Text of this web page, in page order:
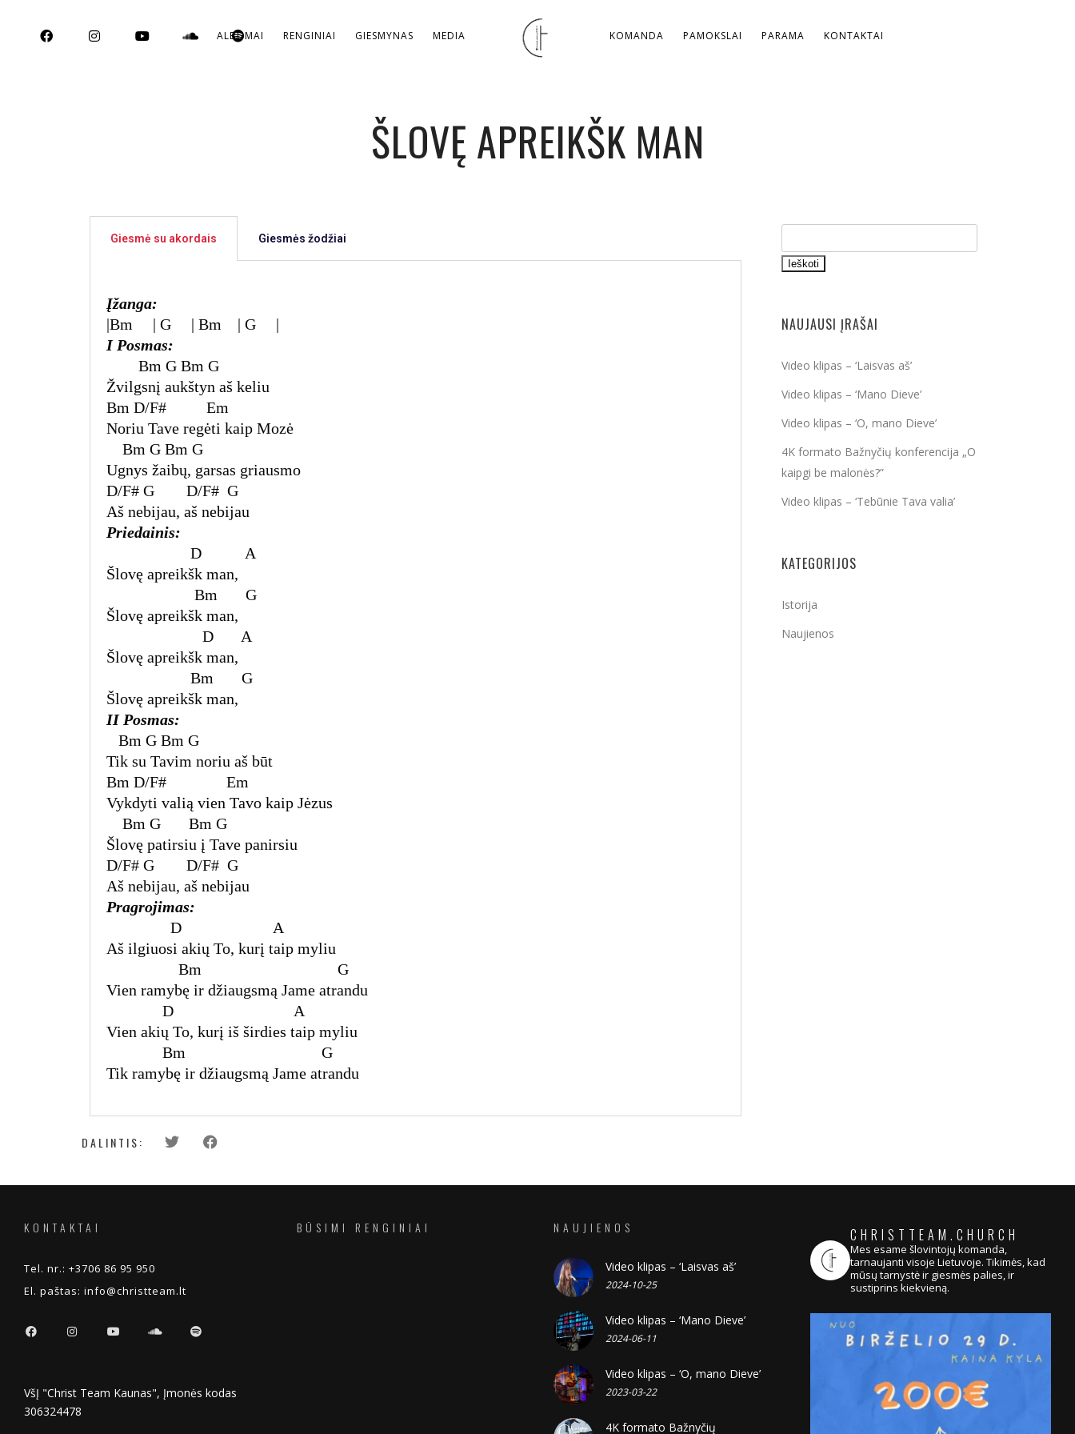
ALBUMAI RENGINIAI GIESMYNAS MEDIA KOMANDA PAMOKSLAI PARAMA KONTAKTAI
ŠLOVĘ APREIKŠK MAN
Giesmė su akordais Giesmės žodžiai
Įžanga:
|Bm | G | Bm | G |
I Posmas:
Bm G Bm G
Žvilgsnį aukštyn aš keliu
Bm D/F# Em
Noriu Tave regėti kaip Mozė
Bm G Bm G
Ugnys žaibų, garsas griausmo
D/F# G D/F# G
Aš nebijau, aš nebijau
Priedainis:
D
A
Šlovę apreikšk man,
Bm
G
Šlovę apreikšk man,
D
A
Šlovę apreikšk man,
Bm
G
Šlovę apreikšk man,
II Posmas:
Bm G Bm G
Tik su Tavim noriu aš būt
Bm D/F#
Em
Vykdyti valią vien Tavo kaip Jėzus
Bm G
Bm G
Šlovę patirsiu į Tave panirsiu
D/F# G D/F# G
Aš nebijau, aš nebijau
Pragrojimas:
D
A
Aš ilgiuosi akių To, kurį taip myliu
Bm
G
Vien ramybę ir džiaugsmą Jame atrandu
D
A
Vien akių To, kurį iš širdies taip myliu
Bm
G
Tik ramybę ir džiaugsmą Jame atrandu
DALINTIS:
Ieškoti
NAUJAUSI ĮRAŠAI
Video klipas – ‘Laisvas aš’
Video klipas – ‘Mano Dieve’
Video klipas – ‘O, mano Dieve’
4K formato Bažnyčių konferencija „O
kaipgi be malonės?”
Video klipas – ‘Tebūnie Tava valia’
KATEGORIJOS
Istorija
Naujienos
KONTAKTAI
Tel. nr.: +3706 86 95 950
El. paštas: info@christteam.lt
VšĮ "Christ Team Kaunas", Įmonės kodas
306324478
BŪSIMI RENGINIAI NAUJIENOS
Video klipas – ‘Laisvas aš’
2024-10-25
Video klipas – ‘Mano Dieve’
2024-06-11
Video klipas – ‘O, mano Dieve’
2023-03-22
4K formato Bažnyčių
CHRISTTEAM.CHURCH
Mes esame šlovintojų komanda,
tarnaujanti visoje Lietuvoje. Tikimės, kad
mūsų tarnystė ir giesmės palies, ir
sustiprins kiekvieną.